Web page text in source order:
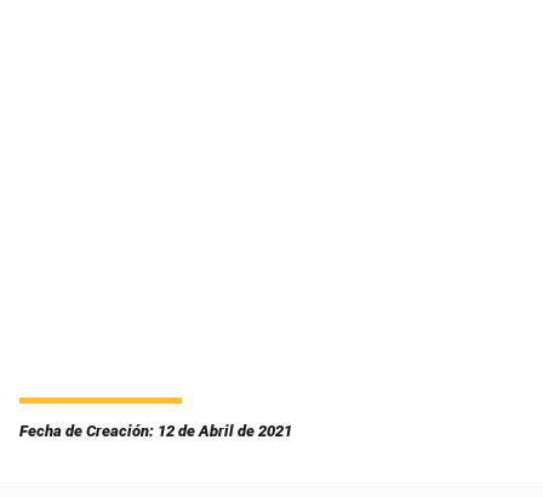
Fecha de Creación: 12 de Abril de 2021